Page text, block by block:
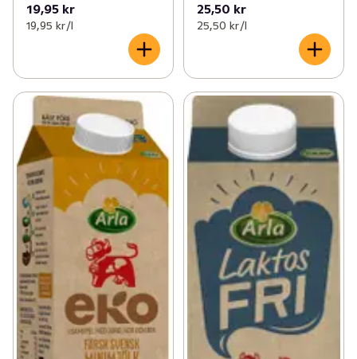
19,95 kr
19,95 kr /l
25,50 kr
25,50 kr /l